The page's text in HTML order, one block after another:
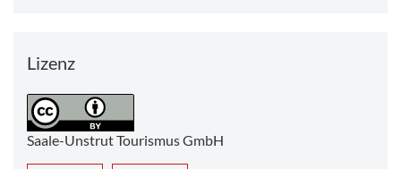
Lizenz
Saale-Unstrut Tourismus GmbH